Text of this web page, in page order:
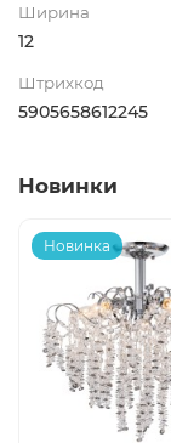
Ширина
12
Штрихкод
5905658612245
Новинки
Новинка